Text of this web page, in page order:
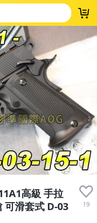
高級 手拉
可滑套式 D-03
19